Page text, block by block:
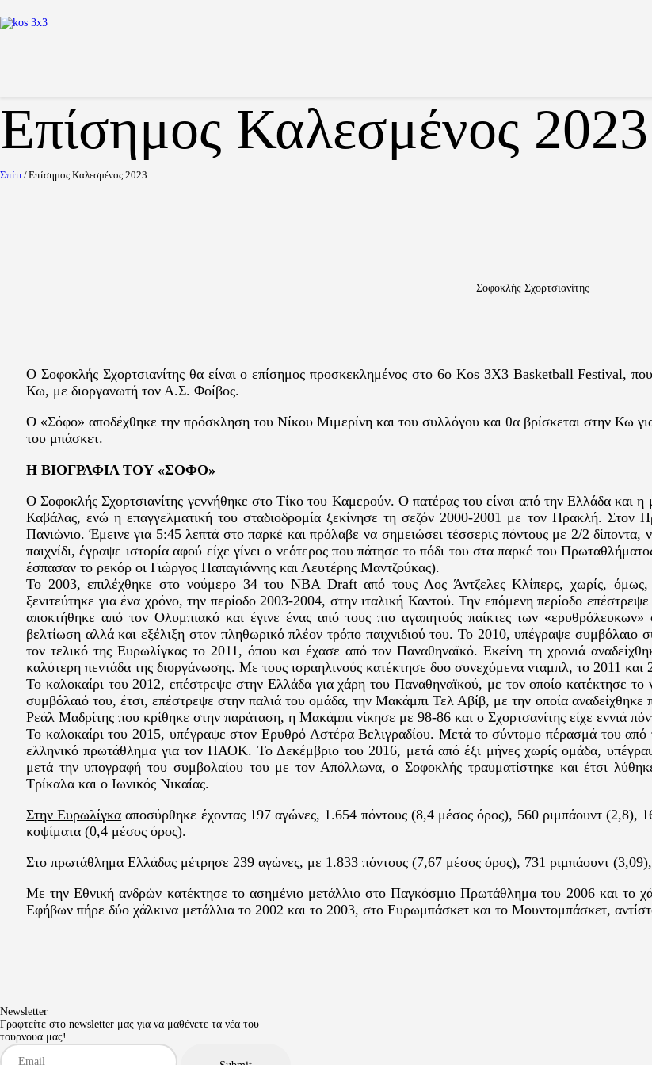
Επίσημος Καλεσμένος 2023
Σπίτι Επίσημος Καλεσμένος 2023
Media Library
Νέα
Σοφοκλής Σχορτσιανίτης
Ο Σοφοκλής Σχορτσιανίτης θα είναι ο επίσημος προσκεκλημένος στο 6o Kos 3X3 Basketball Festival,
Κω, με διοργανωτή τον Α.Σ. Φοίβος.
Ο «Σόφο» αποδέχθηκε την πρόσκληση του Νίκου Μιμερίνη και του συλλόγου και θα βρίσκεται στην Κω
του μπάσκετ.
Η ΒΙΟΓΡΑΦΙΑ ΤΟΥ «ΣΟΦΟ»
Ο Σοφοκλής Σχορτσιανίτης γεννήθηκε στο Τίκο του Καμερούν. Ο πατέρας του είναι από την Ελλάδα
Καβάλας, ενώ η επαγγελματική του σταδιοδρομία ξεκίνησε τη σεζόν 2000-2001 με τον Ηρακλή. Στον
Πανιώνιο. Έμεινε για 5:45 λεπτά στο παρκέ και πρόλαβε να σημειώσει τέσσερις πόντους με 2/2 δίποντα,
παιχνίδι, έγραψε ιστορία αφού είχε γίνει ο νεότερος που πάτησε το πόδι του στα παρκέ του
έσπασαν το ρεκόρ οι Γιώργος Παπαγιάννης και Λευτέρης Μαντζούκας).
Το 2003, επιλέχθηκε στο νούμερο 34 του ΝΒΑ Draft από τους Λος Άντζελες Κλίπερς, χωρίς,
ξενιτεύτηκε για ένα χρόνο, την περίοδο 2003-2004, στην ιταλική Καντού. Την επόμενη περίοδο
αποκτήθηκε από τον Ολυμπιακό και έγινε ένας από τους πιο αγαπητούς παίκτες των
βελτίωση αλλά και εξέλιξη στον πληθωρικό πλέον τρόπο παιχνιδιού του. Το 2010, υπέγραψε
τον τελικό της Ευρωλίγκας το 2011, όπου και έχασε από τον Παναθηναϊκό. Εκείνη τη χρονιά
καλύτερη πεντάδα της διοργάνωσης. Με τους ισραηλινούς κατέκτησε δυο συνεχόμενα νταμπλ, το 2011 και
Το καλοκαίρι του 2012, επέστρεψε στην Ελλάδα για χάρη του Παναθηναϊκού, με τον οποίο κατέκτησε
συμβόλαιό του, έτσι, επέστρεψε στην παλιά του ομάδα, την Μακάμπι Τελ Αβίβ, με την οποία
Ρεάλ Μαδρίτης που κρίθηκε στην παράταση, η Μακάμπι νίκησε με 98-86 και ο Σχορτσανίτης είχε εννιά
Το καλοκαίρι του 2015, υπέγραψε στον Ερυθρό Αστέρα Βελιγραδίου. Μετά το σύντομο πέρασμά του
ελληνικό πρωτάθλημα για τον ΠΑΟΚ. Το Δεκέμβριο του 2016, μετά από έξι μήνες χωρίς ομάδα,
μετά την υπογραφή του συμβολαίου του με τον Απόλλωνα, ο Σοφοκλής τραυματίστηκε και έτσι
Τρίκαλα και ο Ιωνικός Νικαίας.
Στην Ευρωλίγκα αποσύρθηκε έχοντας 197 αγώνες, 1.654 πόντους (8,4 μέσος όρος), 560 ριμπάουντ (2,8),
κοψίματα (0,4 μέσος όρος).
Στο πρωτάθλημα Ελλάδας μέτρησε 239 αγώνες, με 1.833 πόντους (7,67 μέσος όρος), 731 ριμπάουντ
Με την Εθνική ανδρών κατέκτησε το ασημένιο μετάλλιο στο Παγκόσμιο Πρωτάθλημα του 2006 και
Εφήβων πήρε δύο χάλκινα μετάλλια το 2002 και το 2003, στο Ευρωμπάσκετ και το Μουντομπάσκετ,
Newsletter
Γραφτείτε στο newsletter μας για να μαθένετε τα νέα του
τουρνουά μας!